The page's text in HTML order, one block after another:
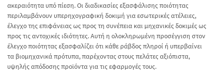
ακεραιότητα υπό πίεση. Οι διαδικασίες εξασφάλισης ποιότητας
περιλαμβάνουν υπερηχογραφική δοκιμή για εσωτερικές ατέλειες,
έλεγχο της επιφάνειας ως προς τη συνέπεια και μηχανικές δοκιμές ως
προς τις αντοχικές ιδιότητες. Αυτή η ολοκληρωμένη προσέγγιση στον
έλεγχο ποιότητας εξασφαλίζει ότι κάθε ράβδος πληροί ή υπερβαίνει
τα βιομηχανικά πρότυπα, παρέχοντας στους πελάτες αξιόπιστα,
υψηλής απόδοσης προϊόντα για τις εφαρμογές τους.